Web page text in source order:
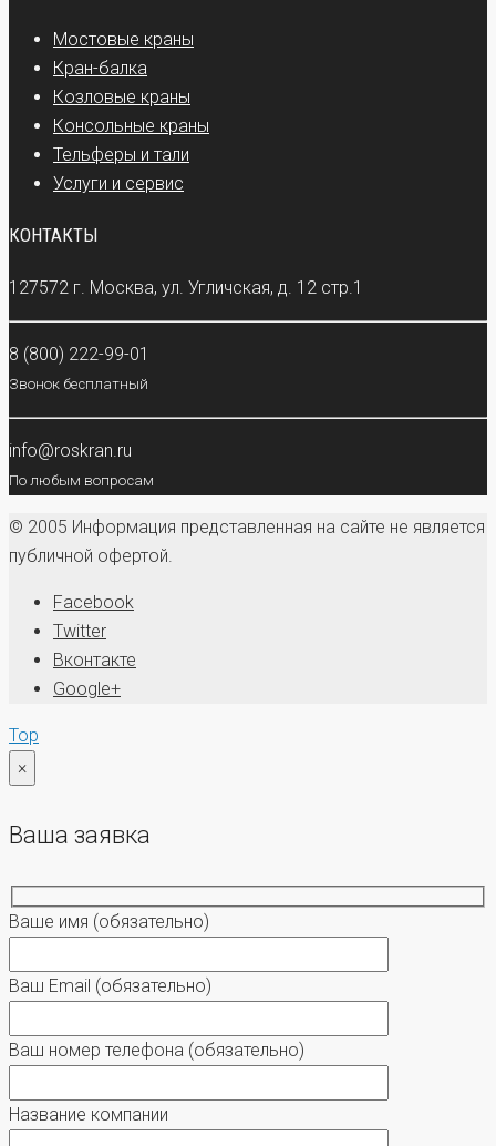
Мостовые краны
Кран-балка
Козловые краны
Консольные краны
Тельферы и тали
Услуги и сервис
КОНТАКТЫ
127572 г. Москва, ул. Угличская, д. 12 стр.1
8 (800) 222-99-01
Звонок бесплатный
info@roskran.ru
По любым вопросам
© 2005 Информация представленная на сайте не является
публичной офертой.
Facebook
Twitter
Вконтакте
Google+
Top
×
Ваша заявка
Ваше имя (обязательно)
Ваш Email (обязательно)
Ваш номер телефона (обязательно)
Название компании